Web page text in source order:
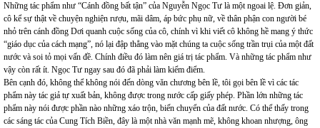
Những tác phẩm như “Cánh đồng bất tận” của Nguyễn Ngọc Tư là một ngoai lệ. Đơn giản,
cô kể sự thật về chuyện nghiện rượu, mãi dâm, áp bức phụ nữ, về thân phận con người bé
nhỏ trên cánh đồng Dơi quanh cuộc sống của cô, chính vì khi viết cô không hề mang ý thức
“giáo dục của cách mạng”, nó lại đập thẳng vào mặt chúng ta cuộc sống trần trụi của một đất
nước và soi tỏ mọi vấn đề. Chính điều đó làm nên giá trị tác phẩm. Và những tác phẩm như
vậy còn rất ít. Ngọc Tư ngay sau đó đã phải làm kiểm điểm.
Bên cạnh đó, không thể không nói đến dòng văn chương bên lề, tôi gọi bên lề vì các tác
phẩm này tác giả tự xuất bản, không được trong nước cấp giấy phép. Phần lớn những tác
phẩm này nói được phần nào những xáo trộn, biến chuyển của đất nước. Có thể thấy trong
các sáng tác của Cung Tích Biền, đây là một nhà văn mạnh mẽ, không khoan nhượng, ông